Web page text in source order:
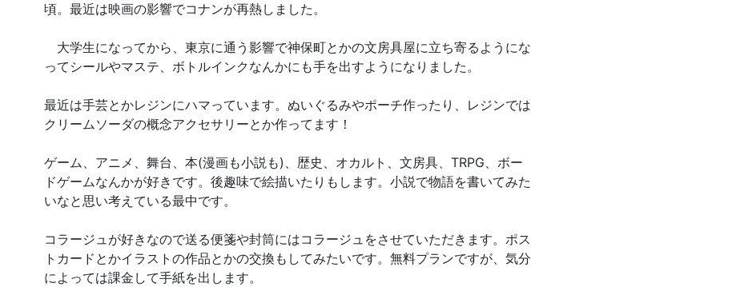
頃。最近は映画の影響でコナンが再熱しました。
大学生になってから、東京に通う影響で神保町とかの文房具屋に立ち寄るようにな
ってシールやマステ、ボトルインクなんかにも手を出すようになりました。
最近は手芸とかレジンにハマっています。ぬいぐるみやポーチ作ったり、レジンでは
クリームソーダの概念アクセサリーとか作ってます！
ゲーム、アニメ、舞台、本(漫画も小説も)、歴史、オカルト、文房具、TRPG、ボー
ドゲームなんかが好きです。後趣味で絵描いたりもします。小説で物語を書いてみた
いなと思い考えている最中です。
コラージュが好きなので送る便箋や封筒にはコラージュをさせていただきます。ポス
トカードとかイラストの作品とかの交換もしてみたいです。無料プランですが、気分
によっては課金して手紙を出します。